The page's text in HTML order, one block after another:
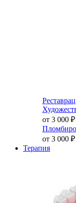
от 3 000 ₽
от 3 000 ₽
Терапия